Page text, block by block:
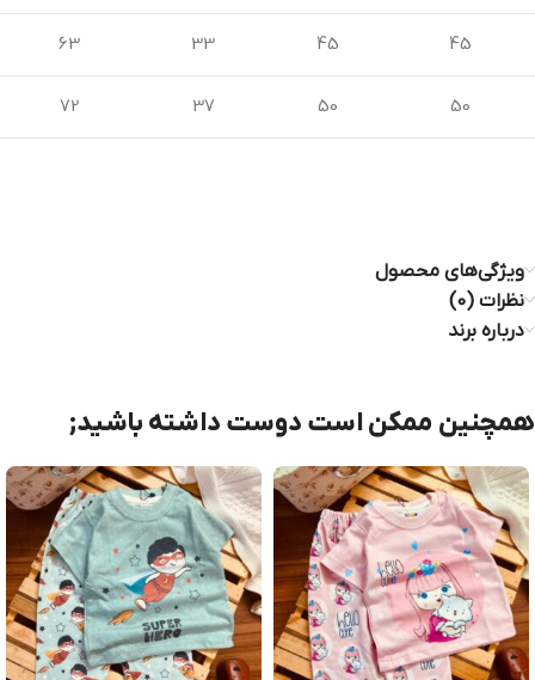
45
45
33
63
50
50
37
72
ویژگی‌های محصول
نظرات (0)
درباره برند
همچنین ممکن است دوست داشته باشید;